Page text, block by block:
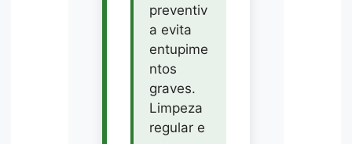
preventiv
a evita
entupime
ntos
graves.
Limpeza
regular e